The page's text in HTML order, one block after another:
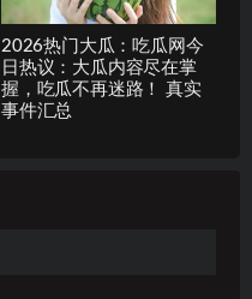
2026热门大瓜：吃瓜网今
日热议：大瓜内容尽在掌
握，吃瓜不再迷路！ 真实
事件汇总